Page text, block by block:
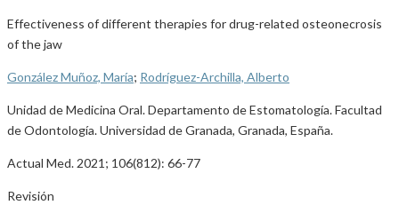
Effectiveness of different therapies for drug-related osteonecrosis
of the jaw
González Muñoz, María; Rodríguez-Archilla, Alberto
Unidad de Medicina Oral. Departamento de Estomatología. Facultad
de Odontología. Universidad de Granada, Granada, España.
Actual Med. 2021; 106(812): 66-77
Revisión